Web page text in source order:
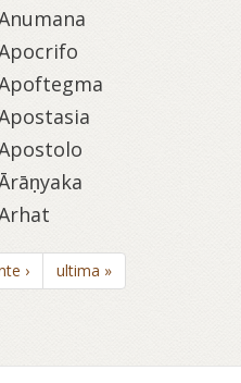
› ultima »